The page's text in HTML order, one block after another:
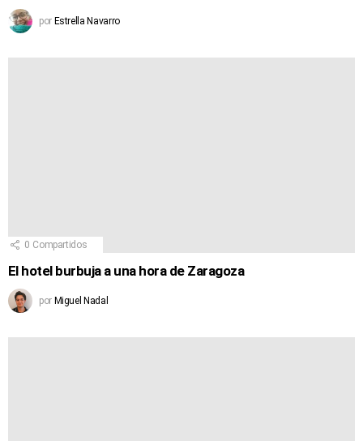
por Estrella Navarro
0 Compartidos
El hotel burbuja a una hora de Zaragoza
por Miguel Nadal